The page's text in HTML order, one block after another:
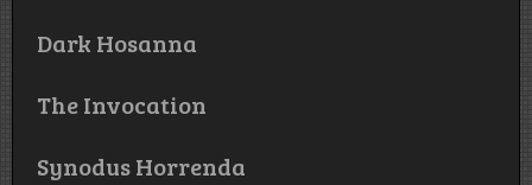
Dark Hosanna
The Invocation
Synodus Horrenda